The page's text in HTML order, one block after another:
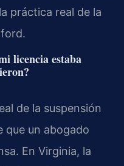
práctica real de la
licencia estaba
de la suspensión
que un abogado
En Virginia, la